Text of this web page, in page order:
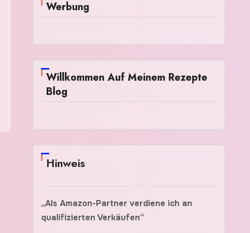
Werbung
Willkommen Auf Meinem Rezepte
Blog
Hinweis
„Als Amazon-Partner verdiene ich an
qualifizierten Verkäufen“